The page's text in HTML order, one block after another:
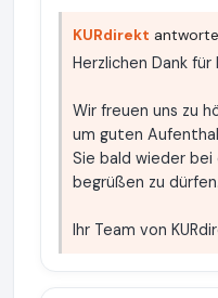
KURdirekt
Herzlichen Dank für
Wir freuen uns zu
um guten
Sie bald wieder bei
begrüßen zu dürfen.
Ihr Team von